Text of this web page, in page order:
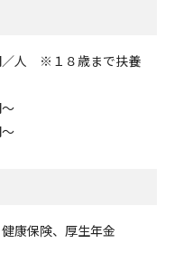
／人 ※１８歳まで扶養
康保険、厚生年金